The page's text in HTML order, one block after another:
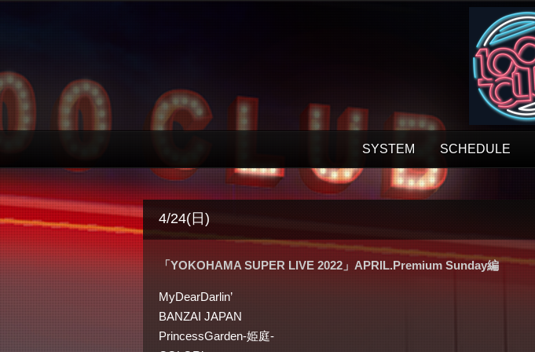
SYSTEM SCHEDULE
4/24(日)
「YOKOHAMA SUPER LIVE 2022」APRIL.Premium Sunday編
MyDearDarlin’
BANZAI JAPAN
PrincessGarden-姫庭-